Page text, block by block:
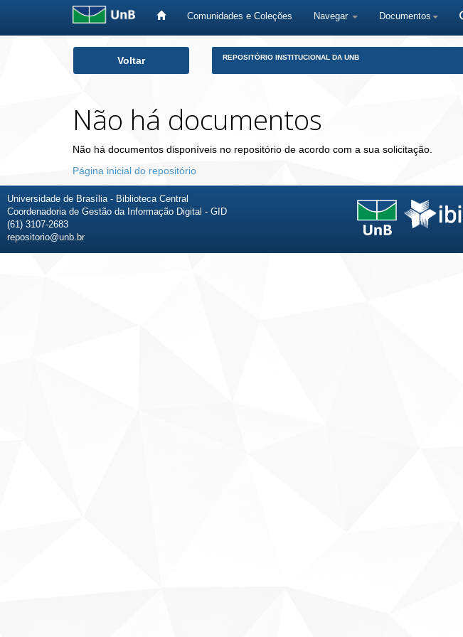
Comunidades e Coleções Navegar Documentos
Voltar REPOSITÓRIO INSTITUCIONAL DA UNB
Não há documentos
Não há documentos disponíveis no repositório de acordo com a sua solicitação.
Página inicial do repositório
Universidade de Brasília - Biblioteca Central
Coordenadoria de Gestão da Informação Digital - GID
(61) 3107-2683
repositorio@unb.br